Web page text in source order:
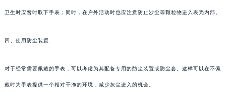
卫生时应暂时取下手表；同时，在户外活动时也应注意防止沙尘等颗粒物进入表壳内部。
四、使用防尘装置
对于经常需要佩戴的手表，可以考虑为其配备专用的防尘装置或防尘套。这样可以在不佩
戴时为手表提供一个相对干净的环境，减少灰尘进入的机会。